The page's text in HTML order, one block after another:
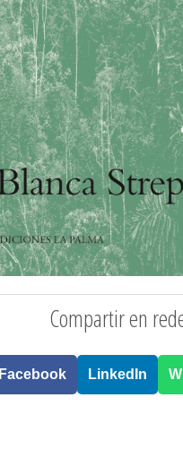
Compartir en
Facebook LinkedIn